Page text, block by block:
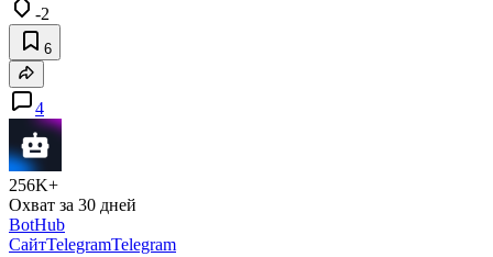
-2
6
4
256K+
Охват за 30 дней
BotHub
СайтTelegramTelegram